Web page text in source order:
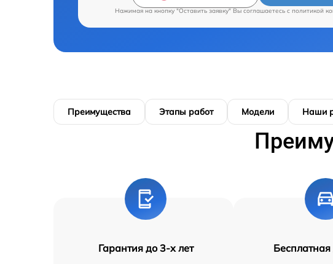
Нажимая на кнопку "Оставить заявку" Вы соглашаетесь c политикой
Преимущества Этапы работ Модели Наши
Гарантия до 3-х лет Бесплатная